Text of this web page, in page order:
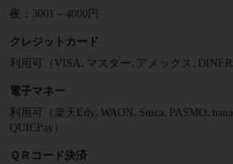
夜：3001～4000円
クレジットカード
利用可（VISA､マスター､アメックス､
電子マネー
利用可（楽天Edy､WAON､Suica､PASMO､
QUICPay）
ＱＲコード決済